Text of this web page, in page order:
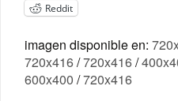
Reddit
imagen disponible en:
720x416/720x416/
600x400 /720x416